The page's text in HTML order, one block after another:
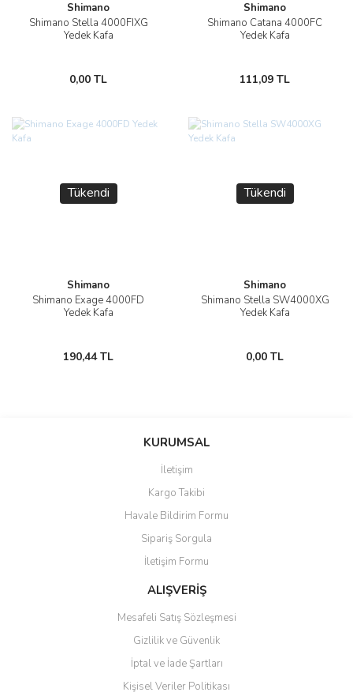
Shimano
Shimano Stella 4000FIXG
Yedek Kafa
0,00 TL
Shimano
Shimano Catana 4000FC
Yedek Kafa
111,09 TL
Tükendi
Shimano
Shimano Exage 4000FD
Yedek Kafa
190,44 TL
Tükendi
Shimano
Shimano Stella SW4000XG
Yedek Kafa
0,00 TL
KURUMSAL
İletişim
Kargo Takibi
Havale Bildirim Formu
Sipariş Sorgula
İletişim Formu
ALIŞVERİŞ
Mesafeli Satış Sözleşmesi
Gizlilik ve Güvenlik
İptal ve İade Şartları
Kişisel Veriler Politikası